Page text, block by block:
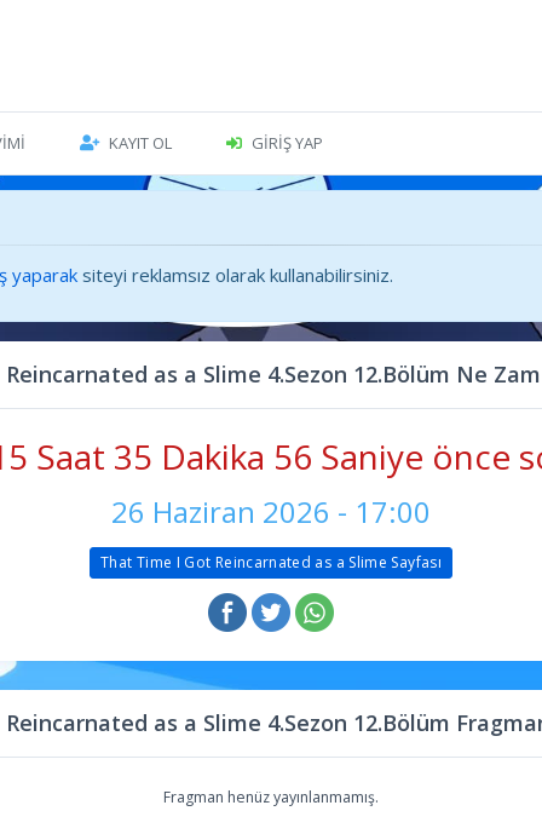
KAYIT OL GIRIŞ YAP
yaparak siteyi reklamsız olarak kullanabilirsiniz.
as a Slime 4.Sezon 12.Bölüm Ne
Saat 35 Dakika 57 Saniye önce
26 Haziran 2026 - 17:00
That Time I Got Reincarnated as a Slime Sayfası
as a Slime 4.Sezon 12.Bölüm
Fragman henüz yayınlanmamış.